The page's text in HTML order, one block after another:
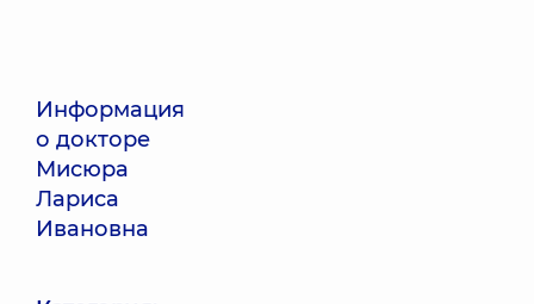
Информация
о докторе
Мисюра
Лариса
Ивановна